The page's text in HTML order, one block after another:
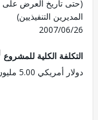
تاريخ العرض على مجلس
التنفيذيين)
2007/
الكلية للمشروع1
5.00 مليون